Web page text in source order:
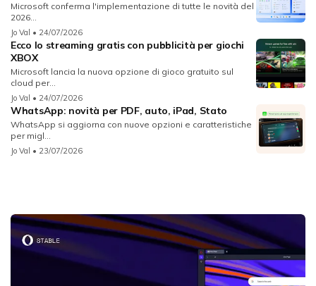
Microsoft conferma l'implementazione di tutte le novità del
2026...
Jo Val • 24/07/2026
Ecco lo streaming gratis con pubblicità per giochi
XBOX
Microsoft lancia la nuova opzione di gioco gratuito sul
cloud per...
Jo Val • 24/07/2026
WhatsApp: novità per PDF, auto, iPad, Stato
WhatsApp si aggiorna con nuove opzioni e caratteristiche
per migl...
Jo Val • 23/07/2026